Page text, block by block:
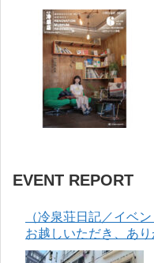
EVENT REPORT
（冷泉荘日記／イベ
お越しいただき、あ